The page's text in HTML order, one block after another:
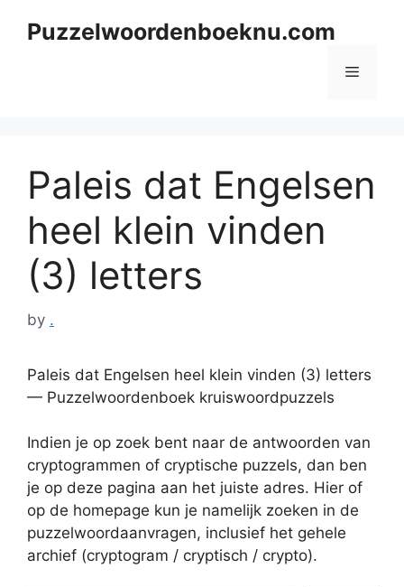
Puzzelwoordenboeknu.com
Menu
Paleis dat Engelsen
heel klein vinden
(3) letters
by .
Paleis dat Engelsen heel klein vinden (3) letters
— Puzzelwoordenboek kruiswoordpuzzels
Indien je op zoek bent naar de antwoorden van
cryptogrammen of cryptische puzzels, dan ben
je op deze pagina aan het juiste adres. Hier of
op de homepage kun je namelijk zoeken in de
puzzelwoordaanvragen, inclusief het gehele
archief (cryptogram / cryptisch / crypto).